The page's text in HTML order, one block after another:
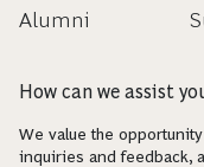
Alumni
How can we assist
We value the
inquiries and feedback,